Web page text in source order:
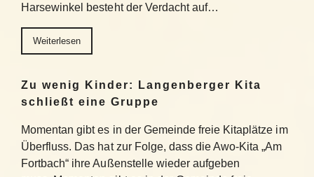
Harsewinkel besteht der Verdacht auf…
Weiterlesen
Zu wenig Kinder: Langenberger Kita
schließt eine Gruppe
Momentan gibt es in der Gemeinde freie Kitaplätze im
Überfluss. Das hat zur Folge, dass die Awo-Kita „Am
Fortbach“ ihre Außenstelle wieder aufgeben